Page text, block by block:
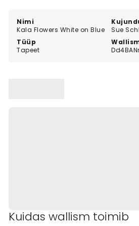
Nimi
Kala Flowers White on Blue
Sue
Tüüp
Tapeet
Kuidas wallism toimib